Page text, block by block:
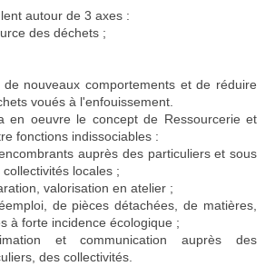
autour de 3 axes :
des déchets ;
nouveaux comportements et de réduire
voués à l'enfouissement.
en oeuvre le concept de Ressourcerie et
fonctions indissociables :
auprès des particuliers et sous
locales ;
valorisation en atelier ;
de pièces détachées, de matières,
à forte incidence écologique ;
et communication auprès des
des collectivités.